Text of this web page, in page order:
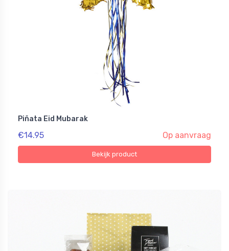
Piñata Eid Mubarak
€14.95 Op aanvraag
Bekijk product